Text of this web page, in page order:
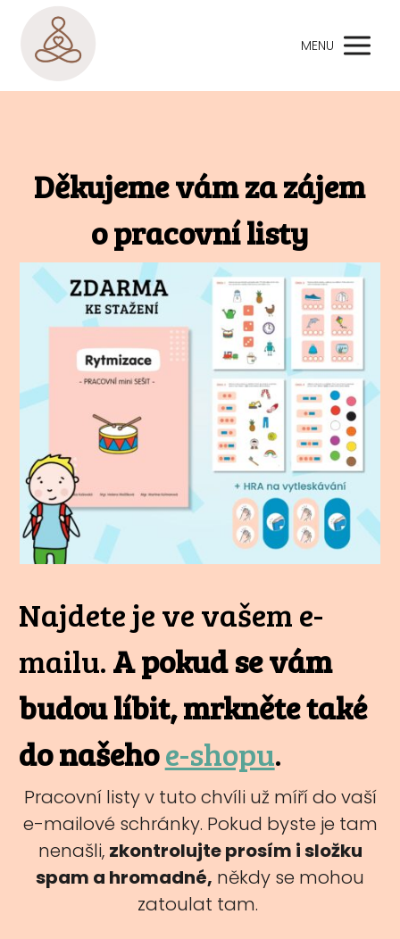
MENU
Děkujeme vám za zájem
o pracovní listy
Najdete je ve vašem e-
mailu.A pokud se vám
budou líbit, mrkněte také
do našehoe-shopu.
Pracovní listy v tuto chvíli už míří do vaší
e-mailové schránky. Pokud byste je tam
nenašli, zkontrolujte prosím i složku
spam a hromadné, někdy se mohou
zatoulat tam.